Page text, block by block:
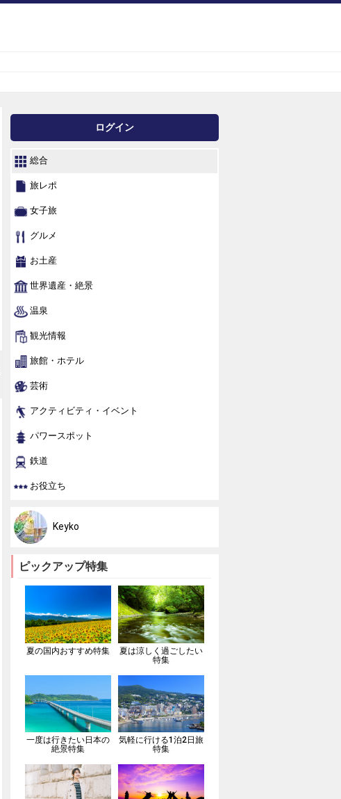
ログイン
総合
旅レポ
女子旅
グルメ
お土産
世界遺産・絶景
温泉
観光情報
旅館・ホテル
芸術
アクティビティ・イベント
パワースポット
鉄道
お役立ち
Keyko
ピックアップ特集
夏の国内おすすめ特集
夏は涼しく過ごしたい
特集
一度は行きたい日本の
絶景特集
気軽に行ける1泊2日旅
特集